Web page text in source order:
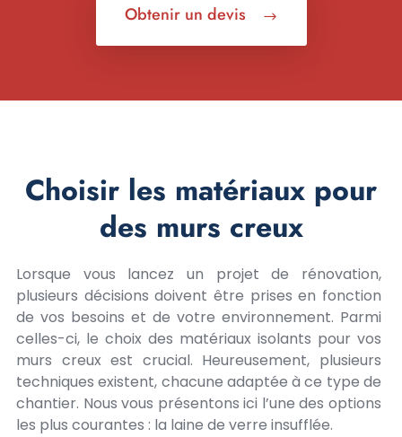
Obtenir un devis
Choisir les matériaux pour
des murs creux
Lorsque vous lancez un projet de rénovation,
plusieurs décisions doivent être prises en fonction
de vos besoins et de votre environnement. Parmi
celles-ci, le choix des matériaux isolants pour vos
murs creux est crucial. Heureusement, plusieurs
techniques existent, chacune adaptée à ce type de
chantier. Nous vous présentons ici l’une des options
les plus courantes : la laine de verre insufflée.